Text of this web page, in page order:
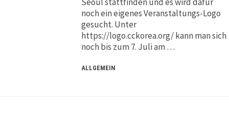
noch ein eigenes Veranstaltungs-Logo
gesucht. Unter
https://logo.cckorea.org/ kann man sich
noch bis zum 7. Juli am …
ALLGEMEIN